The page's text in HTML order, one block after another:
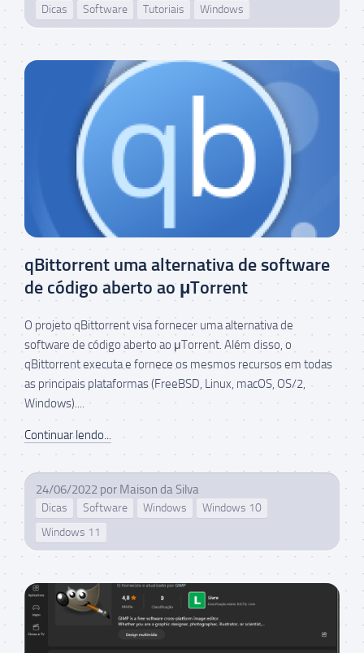
Dicas Software Tutoriais Windows
qBittorrent uma alternativa de software
de código aberto ao μTorrent
O projeto qBittorrent visa fornecer uma alternativa de
software de código aberto ao μTorrent. Além disso, o
qBittorrent executa e fornece os mesmos recursos em todas
as principais plataformas (FreeBSD, Linux, macOS, OS/2,
Windows)....
Continuar lendo...
24/06/2022 por Maison da Silva
Dicas Software Windows
Windows 10
Windows 11